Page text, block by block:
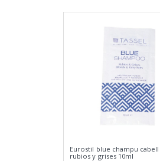
Eurostil blue champu
rubios y grises 10ml